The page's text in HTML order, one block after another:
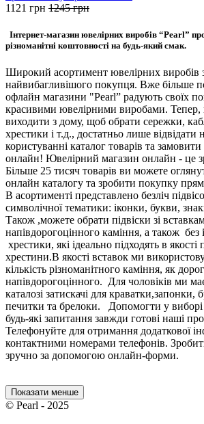
1121 грн 1245грн
Інтернет-магазин ювелірних виробів “Pearl”
різноманітні коштовності на будь-який смак.
Широкий асортимент ювелірних виробів
найвибагливішого покупця. Вже більше
офлайн магазини "Pearl” радують своїх
красивими ювелірними виробами. Тепер,
виходити з дому, щоб обрати сережки,
хрестики і т.д., достатньо лише
користуванні каталог товарів та
онлайн! Ювелірний магазин онлайн - це
Більше 25 тисяч товарів ви можете
онлайн каталогу та зробити покупку
В асортименті представлено безліч
символічної тематики: іконки, букви,
Також ,можете обрати підвіски зі
напівдорогоцінного каміння, а також без
хрестики, які ідеально підходять в
хрестини.В якості вставок ми
кількість різноманітного каміння, як
напівдорогоцінного. Для чоловіків ми
каталозі затискачі для
печитки та брелоки. Допомогти у виборі
будь-які запитання завжди готові наші
Телефонуйте для отримання додаткової
контактними номерами телефонів.
зручно за допомогою онлайн-форми.
Показати менше
© Pearl - 2025